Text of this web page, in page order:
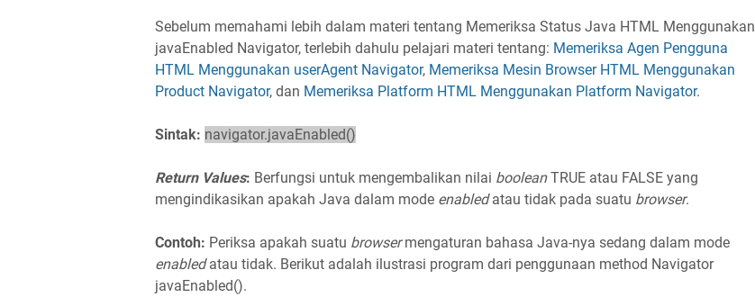
Sebelum memahami lebih dalam materi tentang Memeriksa Status Java HTML Menggunakan
javaEnabled Navigator, terlebih dahulu pelajari materi tentang: Memeriksa Agen Pengguna
HTML Menggunakan userAgent Navigator, Memeriksa Mesin Browser HTML Menggunakan
Product Navigator, dan Memeriksa Platform HTML Menggunakan Platform Navigator.
Sintak: navigator.javaEnabled()
Return Values: Berfungsi untuk mengembalikan nilai booleanTRUE atau FALSE yang
mengindikasikan apakah Java dalam mode enabledatau tidak pada suatu browser.
Contoh: Periksa apakah suatu browsermengaturan bahasa Java-nya sedang dalam mode
enabledatau tidak. Berikut adalah ilustrasi program dari penggunaan method Navigator
javaEnabled().